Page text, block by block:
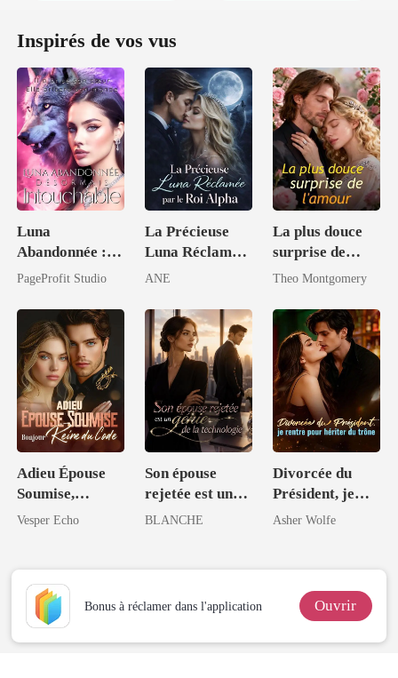
Inspirés de vos vus
Luna
Abandonnée :
Désormais
PageProfit Studio
La Précieuse
Luna Réclamée
par le Roi Alpha
ANE
La plus douce
surprise de
l'amour
Theo Montgomery
Adieu Épouse
Soumise,
Bonjour Reine
Vesper Echo
Son épouse
rejetée est un
génie de la
BLANCHE
Divorcée du
Président, je
rentre pour
Asher Wolfe
Bonus à réclamer dans l'application Ouvrir